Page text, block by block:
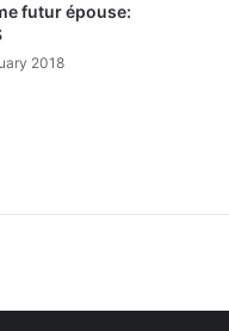
futur épouse:
2018